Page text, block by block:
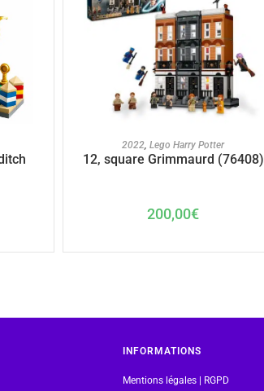
AJOUTER AU PANIER
2022,Lego Harry Potter
12, square Grimmaurd (76408)
200,00€
INFORMATIONS
Mentions légales | RGPD